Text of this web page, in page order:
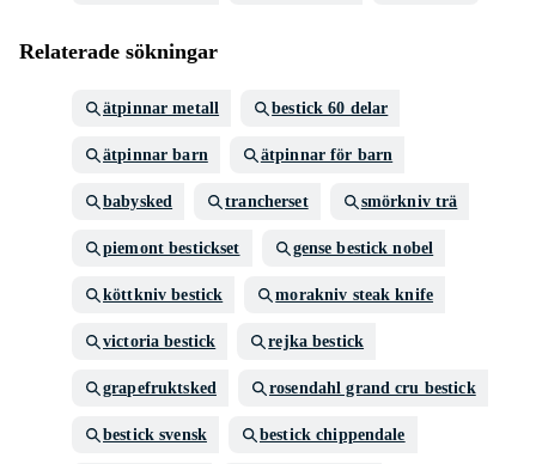
Relaterade sökningar
ätpinnar metall bestick 60 delar
ätpinnar barn ätpinnar för barn
babysked trancherset smörkniv trä
piemont bestickset gense bestick nobel
köttkniv bestick morakniv steak knife
victoria bestick rejka bestick
grapefruktsked rosendahl grand cru bestick
bestick svensk bestick chippendale